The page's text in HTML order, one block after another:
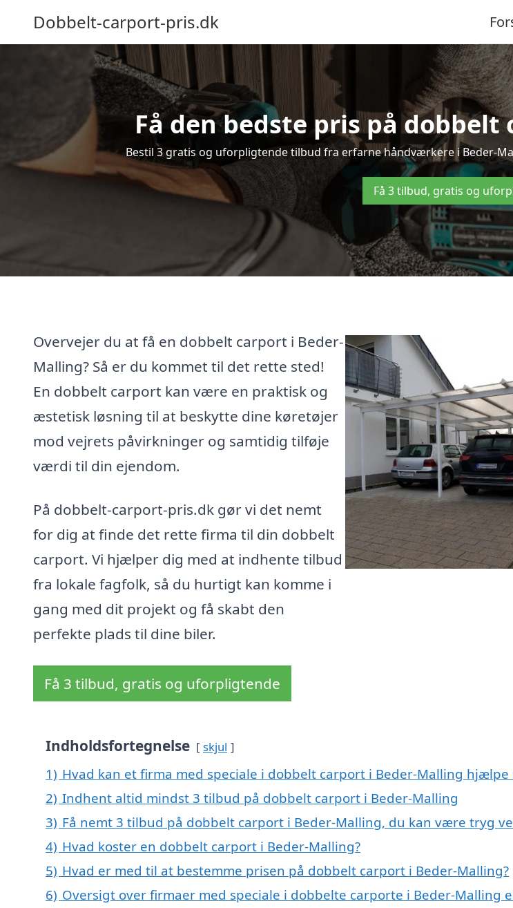
Dobbelt-carport-pris.dk
Få den bedste pris på
Bestil 3 gratis og uforpligtende tilbud fra erfarne håndværkere i Beder-
Få 3 tilbud, gratis og
Overvejer du at få en dobbelt carport i Beder-
Malling? Så er du kommet til det rette sted!
En dobbelt carport kan være en praktisk og
æstetisk løsning til at beskytte dine køretøjer
mod vejrets påvirkninger og samtidig tilføje
værdi til din ejendom.
På dobbelt-carport-pris.dk gør vi det nemt
for dig at finde det rette firma til din dobbelt
carport. Vi hjælper dig med at indhente tilbud
fra lokale fagfolk, så du hurtigt kan komme i
gang med dit projekt og få skabt den
perfekte plads til dine biler.
Få 3 tilbud, gratis og uforpligtende
Indholdsfortegnelse skjul
1) Hvad kan et firma med speciale i dobbelt carport i Beder-Malling hjælpe
2) Indhent altid mindst 3 tilbud på dobbelt carport i Beder-Malling
3) Få nemt 3 tilbud på dobbelt carport i Beder-Malling, du kan være tryg
4) Hvad koster en dobbelt carport i Beder-Malling?
5) Hvad er med til at bestemme prisen på dobbelt carport i Beder-Malling?
6) Oversigt over firmaer med speciale i dobbelte carporte i Beder-Malling